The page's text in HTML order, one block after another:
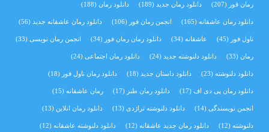
رمان فور (207) دانلود رمان جدید (189) دانلود رمان(188)
دانلود رمان عاشقانه(165) انجمن رمان فور (106) دانلود رمان عاشقانه جدید (56)
ناول فور (45) عاشقانه(34) دانلود رمان رمان فور (34) انجمن رمان نویسی(33)
رمان(33) دانلود دلنوشته جدید (24) دانلود رمان اجتماعی‌(24)
دانلود دلنوشته(23) دانلود داستان جدید (18) دانلود رمان ناول فور (18)
دانلود رمان پی دی اف(17) دانلود رمان طنز (17) رمان عاشقانه(15)
انجمن نویسندگی(14) دانلود دلنوشته تراژدی‌ (13) دانلود رمان انلاین (13)
دلنوشته(12) دانلود رمان جدید عاشقانه(12) دانلود دلنوشته عاشقانه(12)